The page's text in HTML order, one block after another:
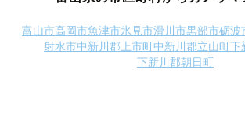
富山市高岡市魚津市氷見市滑川市黒部市砺波
射水市中新川郡上市町中新川郡立山町下
下新川郡朝日町